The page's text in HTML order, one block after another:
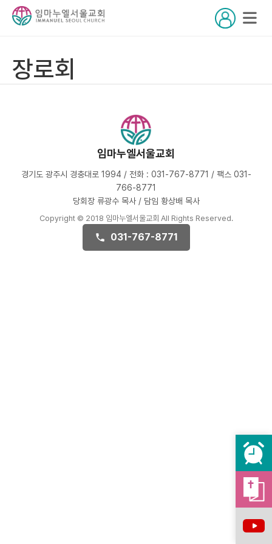
장로회
임마누엘서울교회
경기도 광주시 경충대로 1994 / 전화 : 031-767-8771 / 팩스 031-
766-8771
당회장 류광수 목사 / 담임 황상배 목사
Copyright © 2018 임마누엘서울교회 All Rights Reserved.
031-767-8771